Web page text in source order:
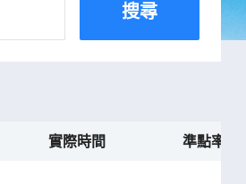
搜尋
實際時間 準點率預測